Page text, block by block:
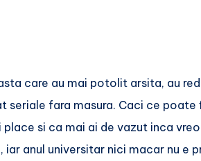
care au mai potolit arsita, au
seriale fara masura. Caci ce
si ca mai ai de vazut inca
anul universitar nici macar nu e